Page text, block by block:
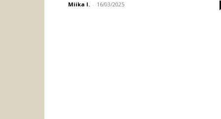
Miika I. - 16/03/2025